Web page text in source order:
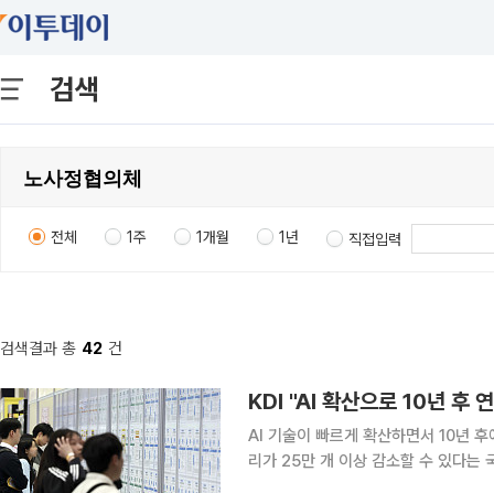
검색
전체 1주 1개월 1년 직접입력
검색결과 총 42 건
KDI "AI 확산으로 10년 후
AI 기술이 빠르게 확산하면서 10년 후
리가 25만 개 이상 감소할 수 있다는